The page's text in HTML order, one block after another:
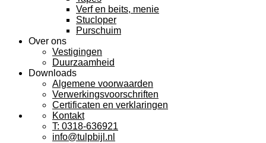
Verf en beits, menie
Stucloper
Purschuim
Over ons
Vestigingen
Duurzaamheid
Downloads
Algemene voorwaarden
Verwerkingsvoorschriften
Certificaten en verklaringen
Kontakt
T: 0318-636921
info@tulpbijl.nl